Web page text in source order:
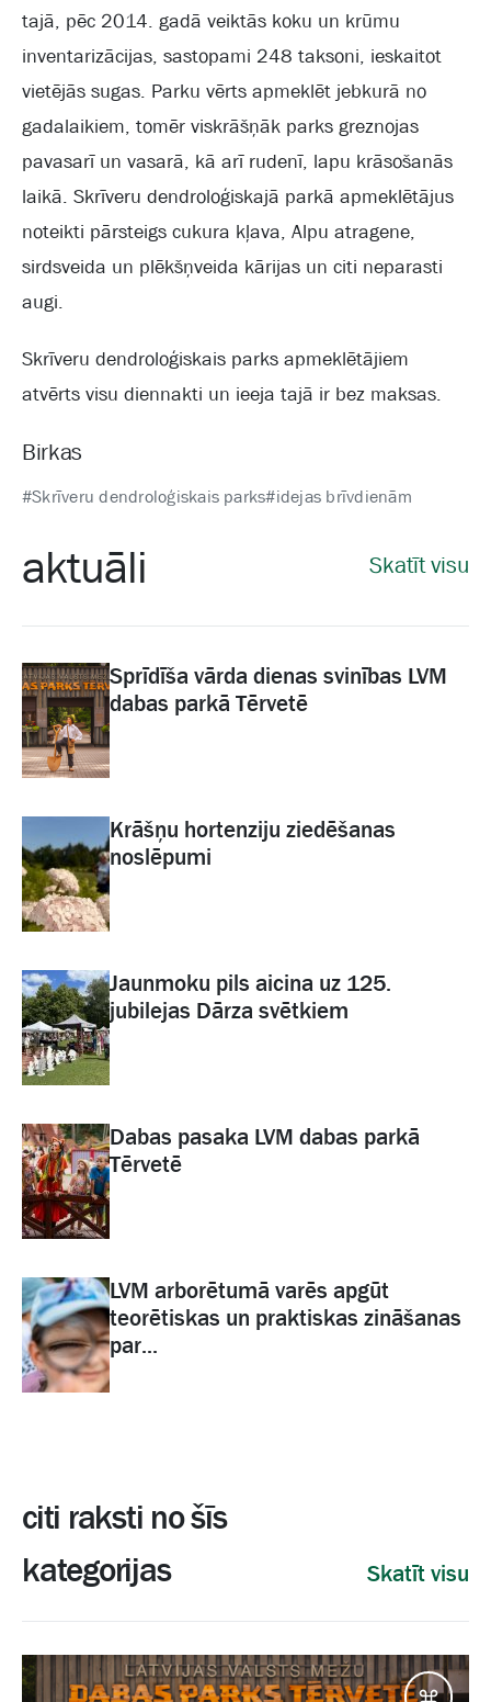
tajā, pēc 2014. gadā veiktās koku un krūmu
inventarizācijas, sastopami 248 taksoni, ieskaitot
vietējās sugas. Parku vērts apmeklēt jebkurā no
gadalaikiem, tomēr viskrāšņāk parks greznojas
pavasarī un vasarā, kā arī rudenī, lapu krāsošanās
laikā. Skrīveru dendroloģiskajā parkā apmeklētājus
noteikti pārsteigs cukura kļava, Alpu atragene,
sirdsveida un plēkšņveida kārijas un citi neparasti
augi.
Skrīveru dendroloģiskais parks apmeklētājiem
atvērts visu diennakti un ieeja tajā ir bez maksas.
Birkas
#Skrīveru dendroloģiskais parks#idejas brīvdienām
aktuāli Skatīt visu
Sprīdīša vārda dienas svinības LVM
dabas parkā Tērvetē
Krāšņu hortenziju ziedēšanas
noslēpumi
Jaunmoku pils aicina uz 125.
jubilejas Dārza svētkiem
Dabas pasaka LVM dabas parkā
Tērvetē
LVM arborētumā varēs apgūt
teorētiskas un praktiskas zināšanas
par...
citi raksti no šīs
kategorijas
Skatīt visu